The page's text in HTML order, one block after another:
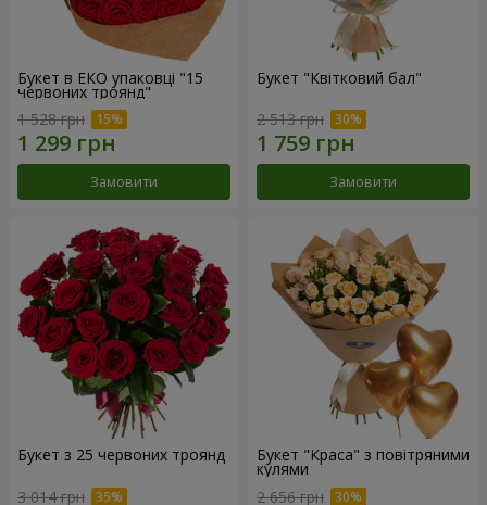
Букет в ЕКО упаковці "15
червоних троянд"
1 528 грн
Замовити
Букет "Квітковий бал"
2 513 грн
Замовити
Букет з 25 червоних троянд
3 014 грн
Букет "Краса" з повітряними
кулями
2 656 грн